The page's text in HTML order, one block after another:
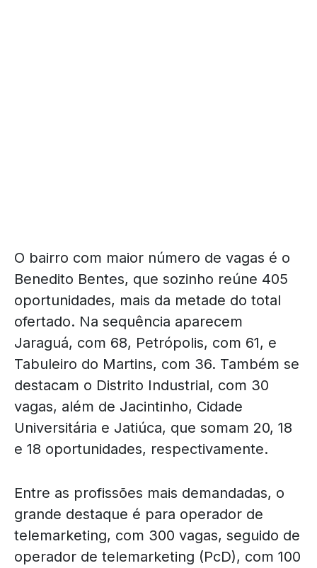
O bairro com maior número de vagas é o
Benedito Bentes, que sozinho reúne 405
oportunidades, mais da metade do total
ofertado. Na sequência aparecem
Jaraguá, com 68, Petrópolis, com 61, e
Tabuleiro do Martins, com 36. Também se
destacam o Distrito Industrial, com 30
vagas, além de Jacintinho, Cidade
Universitária e Jatiúca, que somam 20, 18
e 18 oportunidades, respectivamente.
Entre as profissões mais demandadas, o
grande destaque é para operador de
telemarketing, com 300 vagas, seguido de
operador de telemarketing (PcD), com 100